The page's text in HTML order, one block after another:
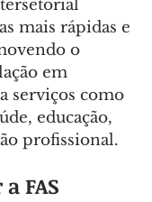
mais rápidas e
o
em
serviços como
educação,
profissional.
FAS